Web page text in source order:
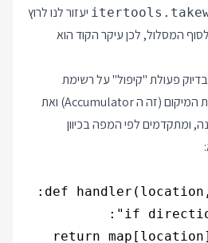
יעזור לנו לרוץ
המסלול, לכן עיקר הקוד הוא
פעולת "קיפול" על רשימת
הצעדים, כל פעם לוקחים את המיקום (זה ה Accumulator) ואת
ומתקדמים לפי המפה בכיוון